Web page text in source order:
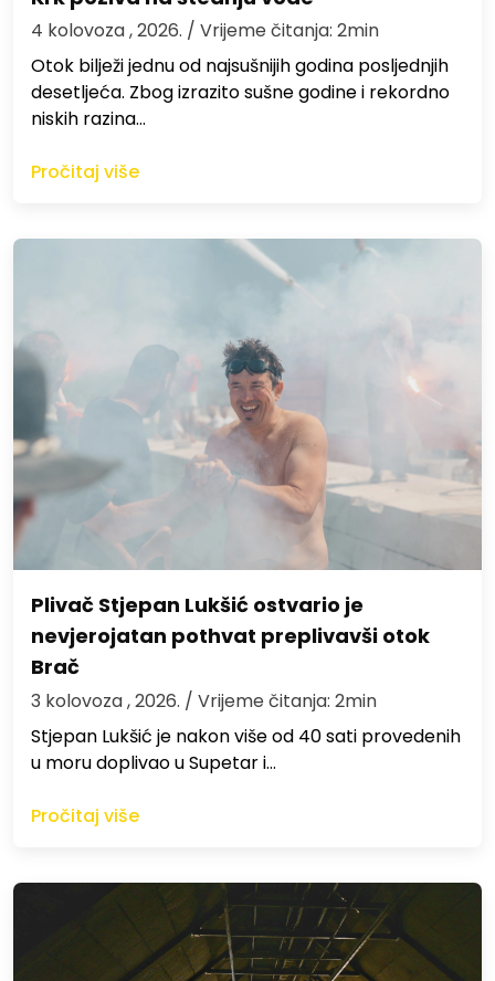
4 kolovoza , 2026. / Vrijeme čitanja: 2min
Otok bilježi jednu od najsušnijih godina posljednjih
desetljeća. Zbog izrazito sušne godine i rekordno
niskih razina…
Pročitaj više
Plivač Stjepan Lukšić ostvario je
nevjerojatan pothvat preplivavši otok
Brač
3 kolovoza , 2026. / Vrijeme čitanja: 2min
St​jepan Lukšić je nakon više od 40 sati provedenih
u moru doplivao u Supetar i…
Pročitaj više